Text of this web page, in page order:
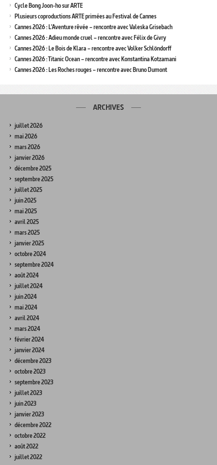
Cycle Bong Joon-ho sur ARTE
Plusieurs coproductions ARTE primées au Festival de Cannes
Cannes 2026 : L’Aventure rêvée – rencontre avec Valeska Grisebach
Cannes 2026 : Adieu monde cruel – rencontre avec Félix de Givry
Cannes 2026 : Le Bois de Klara – rencontre avec Volker Schlöndorff
Cannes 2026 : Titanic Ocean – rencontre avec Konstantina Kotzamani
Cannes 2026 : Les Roches rouges – rencontre avec Bruno Dumont
ARCHIVES
juillet 2026
mai 2026
mars 2026
janvier 2026
décembre 2025
septembre 2025
juillet 2025
juin 2025
mai 2025
avril 2025
mars 2025
janvier 2025
octobre 2024
septembre 2024
août 2024
juillet 2024
juin 2024
mai 2024
avril 2024
mars 2024
février 2024
janvier 2024
décembre 2023
octobre 2023
septembre 2023
juillet 2023
juin 2023
janvier 2023
décembre 2022
octobre 2022
août 2022
juillet 2022